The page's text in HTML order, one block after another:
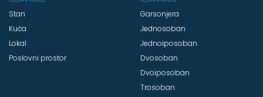
Stan
Kuća
Lokal
Poslovni prostor
Garsonjera
Jednosoban
Jednoiposoban
Dvosoban
Dvoiposoban
Trosoban